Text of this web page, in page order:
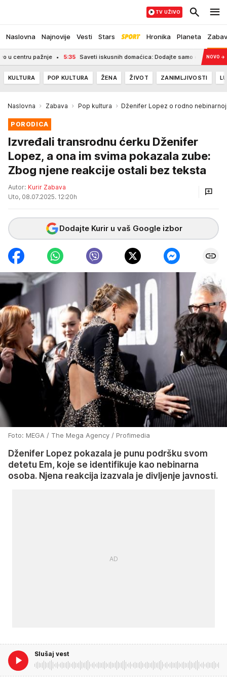
Naslovna Najnovije Vesti Stars Hronika Planeta
TV UŽIVO
pažnje 5:35 Saveti iskusnih domaćica: Dodajte samo dve kašike ovogNOVO →
KULTURA POP KULTURA ŽENA ŽIVOT ZANIMLJIVOSTI
Naslovna Zabava Pop kultura Dženifer Lopez o rodno
PORODICA
Izvređali transrodnu ćerku Dženifer
Lopez, a ona im svima pokazala zube:
Zbog njene reakcije ostali bez teksta
Autor: Kurir Zabava
Uto, 08.07.2025. 12:20h
Dodajte Kurir u vaš Google izbor
Foto: MEGA / The Mega Agency / Profimedia
Dženifer Lopez pokazala je punu podršku svom
detetu Em, koje se identifikuje kao nebinarna
osoba. Njena reakcija izazvala je divljenje javnosti.
Slušaj vest